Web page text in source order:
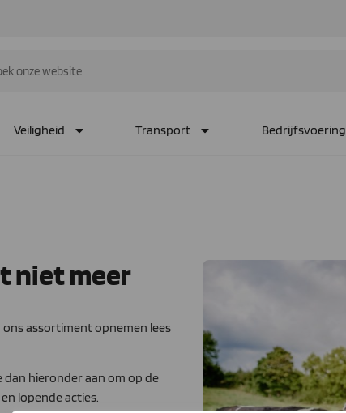
Veiligheid Transport Bedrijfsvoering
niet meer
assortiment opnemen lees
dan hieronder aan om op de
lopende acties.